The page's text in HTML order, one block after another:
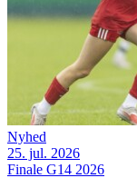
Nyhed
25. jul. 2026
Finale G14 2026